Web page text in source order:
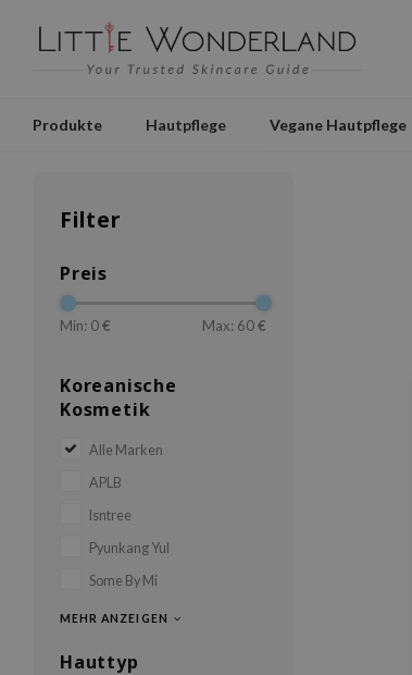
Produkte Hautpflege Vegane Hautpflege
Filter
Preis
Min: 0€ Max: 60€
Koreanische
Kosmetik
Alle Marken
APLB
Isntree
Pyunkang Yul
Some By Mi
MEHR ANZEIGEN
Hauttyp